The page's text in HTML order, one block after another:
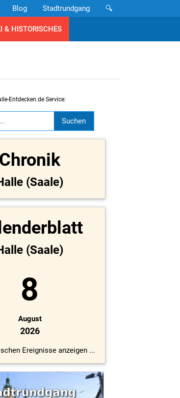
🔍
Stadtrundgang
Blog
& HISTORISCHES
Entdecken.de Service:
Chronik
(Saale)
(Saale)
8
August
2026
Ereignisse anzeigen ...